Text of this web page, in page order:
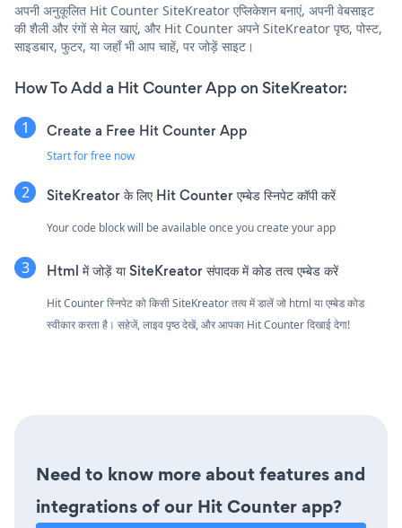
अपनी अनुकूलित Hit Counter SiteKreator एप्लिकेशन बनाएं, अपनी वेबसाइट
की शैली और रंगों से मेल खाएं, और Hit Counter अपने SiteKreator पृष्ठ, पोस्ट,
साइडबार, फुटर, या जहाँ भी आप चाहें, पर जोड़ें साइट।
How To Add a Hit Counter App on SiteKreator:
Create a Free Hit Counter App
Start for free now
SiteKreator के लिए Hit Counter एम्बेड स्निपेट कॉपी करें
Your code block will be available once you create your app
Html में जोड़ें या SiteKreator संपादक में कोड तत्व एम्बेड करें
Hit Counter स्निपेट को किसी SiteKreator तत्व में डालें जो html या एम्बेड कोड
स्वीकार करता है। सहेजें, लाइव पृष्ठ देखें, और आपका Hit Counter दिखाई देगा!
Need to know more about features and
integrations of our Hit Counter app?